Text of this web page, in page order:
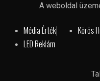
A weboldal
Média Érték Körös
LED Reklám